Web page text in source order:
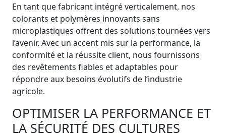
En tant que fabricant intégré verticalement, nos
colorants et polymères innovants sans
microplastiques offrent des solutions tournées vers
l’avenir. Avec un accent mis sur la performance, la
conformité et la réussite client, nous fournissons
des revêtements fiables et adaptables pour
répondre aux besoins évolutifs de l’industrie
agricole.
OPTIMISER LA PERFORMANCE ET
LA SÉCURITÉ DES CULTURES